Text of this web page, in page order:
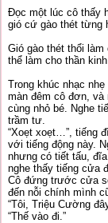
Đọc một lúc cô thấy
gió cứ gào thét từng
Gió gào thét thổi
thể làm cho thần
Trong khúc nhạc
màn đêm cô đơn,
cùng nhỏ bé. Nghe
trầm tư.
“Xoẹt xoẹt…”, tiếng
với tiếng động này.
nhưng có tiết tấu,
nghe thấy tiếng cửa
Cô đứng trước cửa
đến nỗi chính mình
“Tôi, Triệu Cường
“Thế vào đi.”